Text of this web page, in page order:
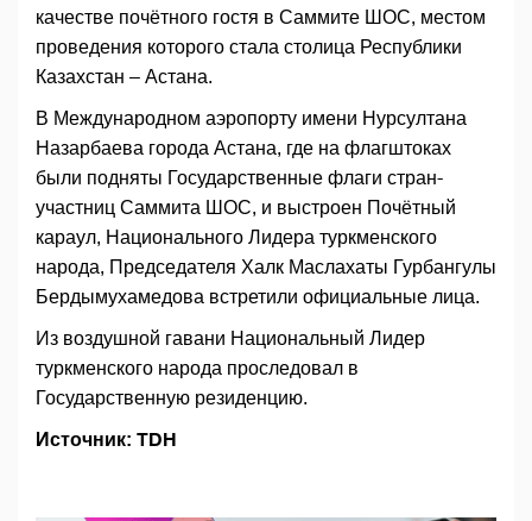
качестве почётного гостя в Саммите ШОС, местом
проведения которого стала столица Республики
Казахстан – Астана.
В Международном аэропорту имени Нурсултана
Назарбаева города Астана, где на флагштоках
были подняты Государственные флаги стран-
участниц Саммита ШОС, и выстроен Почётный
караул, Национального Лидера туркменского
народа, Председателя Халк Маслахаты Гурбангулы
Бердымухамедова встретили официальные лица.
Из воздушной гавани Национальный Лидер
туркменского народа проследовал в
Государственную резиденцию.
Источник: TDH